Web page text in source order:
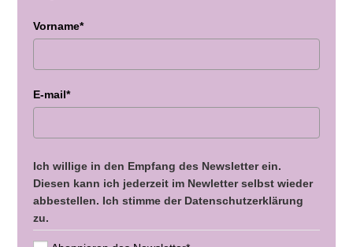
Vorname*
E-mail*
Ich willige in den Empfang des Newsletter ein.
Diesen kann ich jederzeit im Newletter selbst wieder
abbestellen. Ich stimme der Datenschutzerklärung
zu.